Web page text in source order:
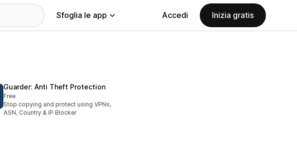
Sfoglia le app Accedi Inizia gratis
Guarder: Anti Theft Protection
Free
Stop copying and protect using VPNs,
ASN, Country & IP Blocker